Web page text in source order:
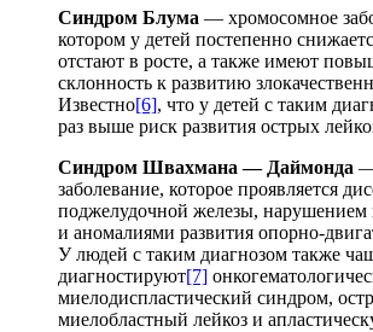
Синдром Блума — хромосомное
котором у детей постепенно
отстают в росте, а также имеют
склонность к развитию
Известно[6], что у детей с таким
раз выше риск развития острых
Синдром Швахмана — Даймонда —
заболевание, которое проявляется
поджелудочной железы, нарушением
и аномалиями развития опорно-
У людей с таким диагнозом также
диагностируют[7]
миелодиспластический синдром,
миелобластный лейкоз и